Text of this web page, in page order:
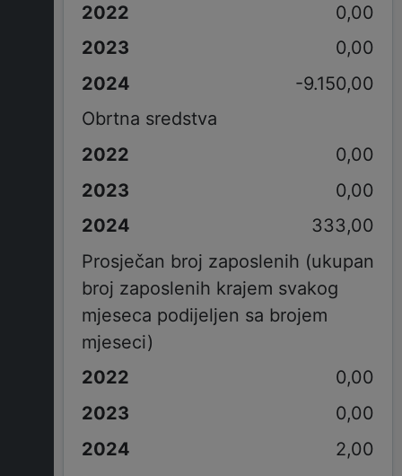
0,00
0,00
-9.150,00
Obrtna sredstva
0,00
0,00
333,00
Prosječan broj zaposlenih (ukupan
broj zaposlenih krajem svakog
mjeseca podijeljen sa brojem
mjeseci)
0,00
0,00
2,00